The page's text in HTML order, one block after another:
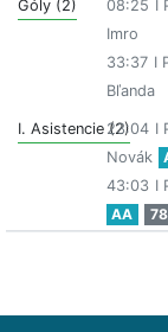
Góly (2) 08:25 I
Imro
33:37 I
Bľanda
I. Asistencie (2)23:04 I
Novák
43:03 I
AA
78